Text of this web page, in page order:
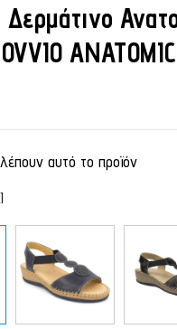
Δερμάτινο
αυτό το προϊόν